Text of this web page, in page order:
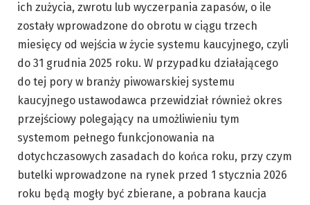
ich zużycia, zwrotu lub wyczerpania zapasów, o ile
zostały wprowadzone do obrotu w ciągu trzech
miesięcy od wejścia w życie systemu kaucyjnego, czyli
do 31 grudnia 2025 roku. W przypadku działającego
do tej pory w branży piwowarskiej systemu
kaucyjnego ustawodawca przewidział również okres
przejściowy polegający na umożliwieniu tym
systemom pełnego funkcjonowania na
dotychczasowych zasadach do końca roku, przy czym
butelki wprowadzone na rynek przed 1 stycznia 2026
roku będą mogły być zbierane, a pobrana kaucja